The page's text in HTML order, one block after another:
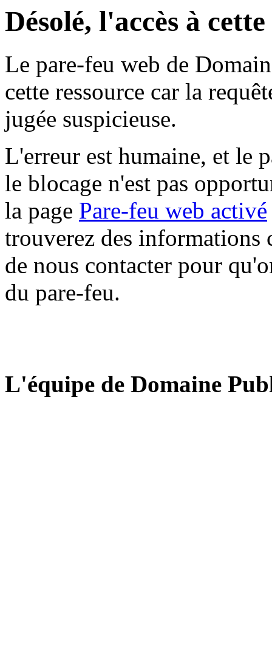
Désolé, l'accès à
Le pare-feu web de
cette ressource car la
jugée suspicieuse.
L'erreur est humaine, et le
le blocage n'est pas
la page Pare-feu web activé
trouverez des informations
de nous contacter pour
du pare-feu.
L'équipe de Domaine